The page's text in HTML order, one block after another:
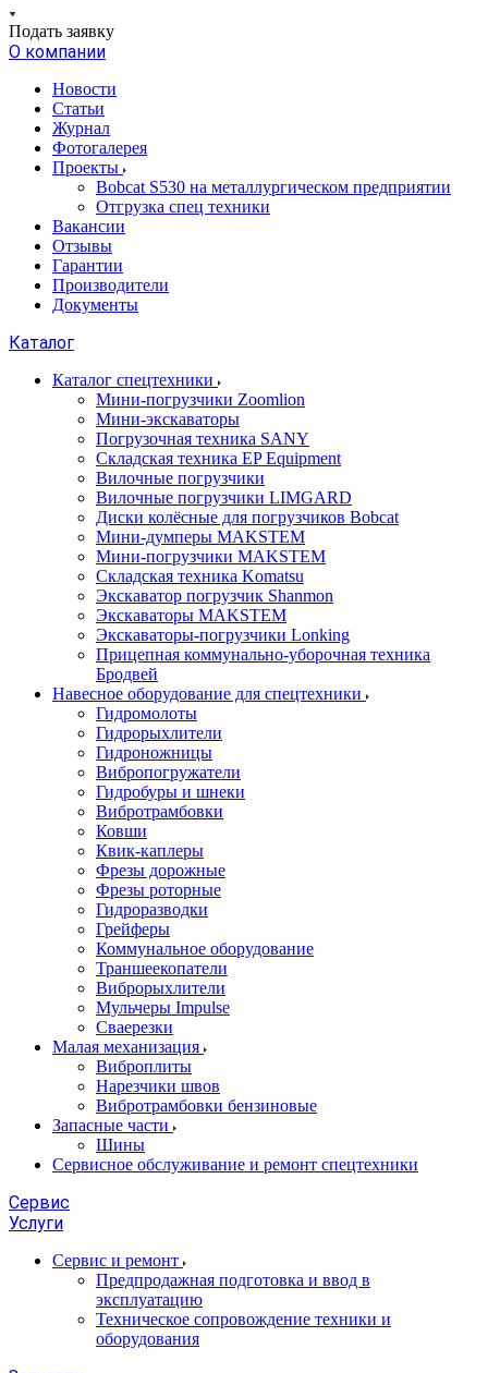
Подать заявку
О компании
Новости
Статьи
Журнал
Фотогалерея
Проекты
Bobcat S530 на металлургическом предприятии
Отгрузка спец техники
Вакансии
Отзывы
Гарантии
Производители
Документы
Каталог
Каталог спецтехники
Мини-погрузчики Zoomlion
Мини-экскаваторы
Погрузочная техника SANY
Складская техника EP Equipment
Вилочные погрузчики
Вилочные погрузчики LIMGARD
Диски колёсные для погрузчиков Bobcat
Мини-думперы MAKSTEM
Мини-погрузчики MAKSTEM
Складская техника Komatsu
Экскаватор погрузчик Shanmon
Экскаваторы MAKSTEM
Экскаваторы-погрузчики Lonking
Прицепная коммунально-уборочная техника
Бродвей
Навесное оборудование для спецтехники
Гидромолоты
Гидрорыхлители
Гидроножницы
Вибропогружатели
Гидробуры и шнеки
Вибротрамбовки
Ковши
Квик-каплеры
Фрезы дорожные
Фрезы роторные
Гидроразводки
Грейферы
Коммунальное оборудование
Траншеекопатели
Виброрыхлители
Мульчеры Impulse
Сваерезки
Малая механизация
Виброплиты
Нарезчики швов
Вибротрамбовки бензиновые
Запасные части
Шины
Сервисное обслуживание и ремонт спецтехники
Сервис
Услуги
Сервис и ремонт
Предпродажная подготовка и ввод в
эксплуатацию
Техническое сопровождение техники и
оборудования